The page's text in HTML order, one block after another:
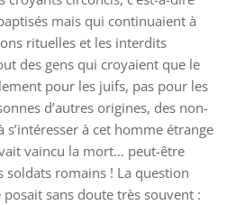
mais qui continuaient à
rituelles et les interdits
des gens qui croyaient que le
pour les juifs, pas pour les
d’autres origines, des non-
à cet homme étrange
vaincu la mort… peut-être
soldats romains ! La question
sans doute très souvent :